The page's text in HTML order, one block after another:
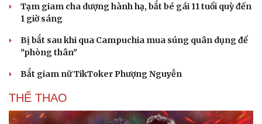
Tạm giam cha dượng hành hạ, bắt bé gái 11 tuổi quỳ đến
1 giờ sáng
Bị bắt sau khi qua Campuchia mua súng quân dụng để
"phòng thân"
Bắt giam nữ TikToker Phượng Nguyễn
THỂ THAO